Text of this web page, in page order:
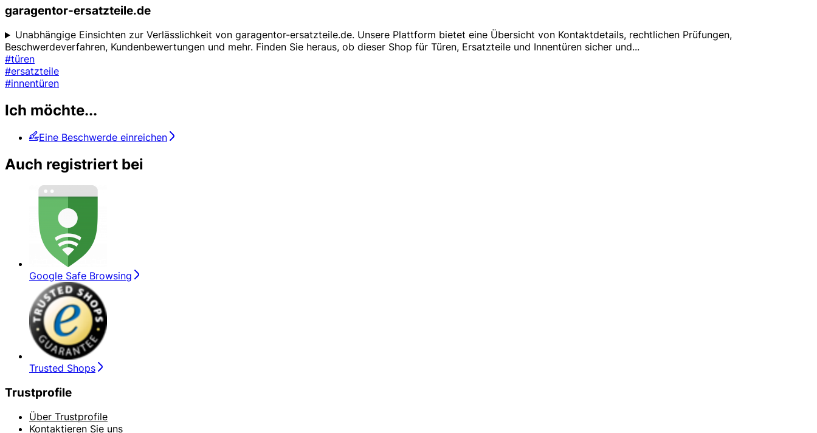
garagentor-ersatzteile.de
Unabhängige Einsichten zur Verlässlichkeit von garagentor-ersatzteile.de. Unsere Plattform bietet eine Übersicht von Kontaktdetails, rechtlichen Prüfungen,
Beschwerdeverfahren, Kundenbewertungen und mehr. Finden Sie heraus, ob dieser Shop für Türen, Ersatzteile und Innentüren sicher und...
#türen
#ersatzteile
#innentüren
Ich möchte...
Eine Beschwerde einreichen
Auch registriert bei
Google Safe Browsing
Trusted Shops
Trustprofile
Über Trustprofile
Kontaktieren Sie uns